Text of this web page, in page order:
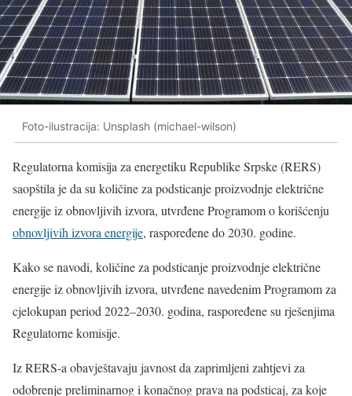
Foto-ilustracija: Unsplash (michael-wilson)
Regulatorna komisija za energetiku Republike Srpske (RERS)
saopštila je da su količine za podsticanje proizvodnje električne
energije iz obnovljivih izvora, utvrđene Programom o korišćenju
obnovljivih izvora energije, raspoređene do 2030. godine.
Kako se navodi, količine za podsticanje proizvodnje električne
energije iz obnovljivih izvora, utvrđene navedenim Programom za
cjelokupan period 2022–2030. godina, raspoređene su rješenjima
Regulatorne komisije.
Iz RERS-a obavještavaju javnost da zaprimljeni zahtjevi za
odobrenje preliminarnog i konačnog prava na podsticaj, za koje